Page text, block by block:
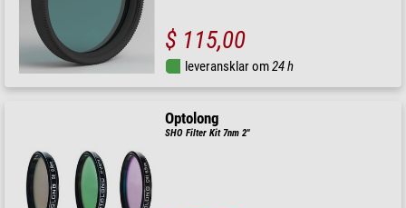
$ 115,00
leveransklar om24 h
Optolong
SHO Filter Kit 7nm 2"